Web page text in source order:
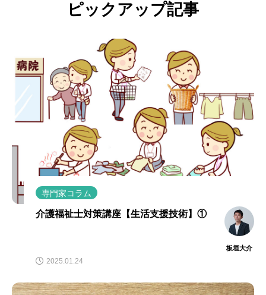
ピックアップ記事
専門家コラム
介護福祉士対策講座【生活支援技術】①
板垣大介
2025.01.24